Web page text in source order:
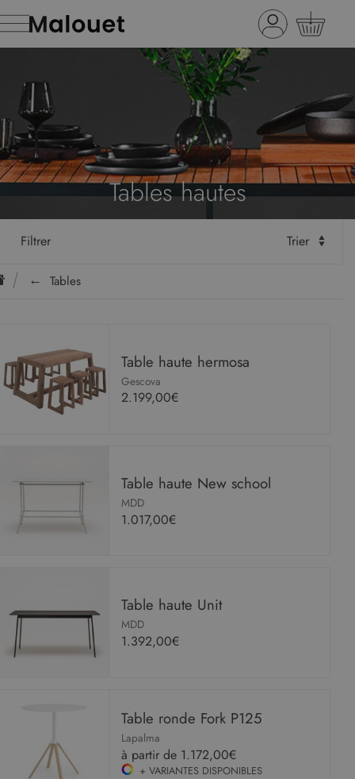
Tables hautes
Filtrer Trier
Tables
Table haute hermosa
Gescova
2.199,00€
Table haute New school
MDD
1.017,00€
Table haute Unit
MDD
1.392,00€
Table ronde Fork P125
Lapalma
à partir de 1.172,00€
+ VARIANTES DISPONIBLES